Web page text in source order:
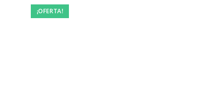
¡OFERTA!
¡OFERTA!
¡OFERTA!
¡OFERTA!